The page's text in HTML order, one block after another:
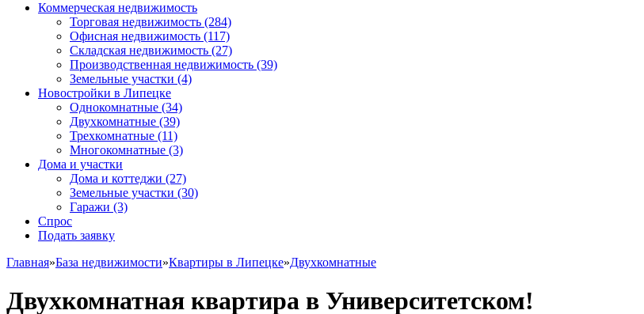
Коммерческая недвижимость
Торговая недвижимость (284)
Офисная недвижимость (117)
Складская недвижимость (27)
Производственная недвижимость (39)
Земельные участки (4)
Новостройки в Липецке
Однокомнатные (34)
Двухкомнатные (39)
Трехкомнатные (11)
Многокомнатные (3)
Дома и участки
Дома и коттеджи (27)
Земельные участки (30)
Гаражи (3)
Спрос
Подать заявку
Главная»База недвижимости»Квартиры в Липецке»Двухкомнатные
Двухкомнатная квартира в Университетском!